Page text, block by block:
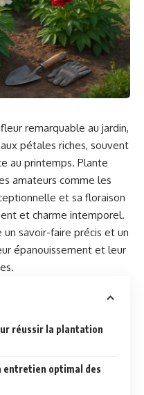
remarquable au jardin,
pétales riches, souvent
au printemps. Plante
amateurs comme les
et sa floraison
et charme intemporel.
savoir-faire précis et un
épanouissement et leur
réussir la plantation
entretien optimal des